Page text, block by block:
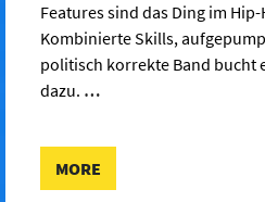
Features sind das Ding im
Kombinierte Skills,
politisch korrekte Band bucht
dazu. …
MORE